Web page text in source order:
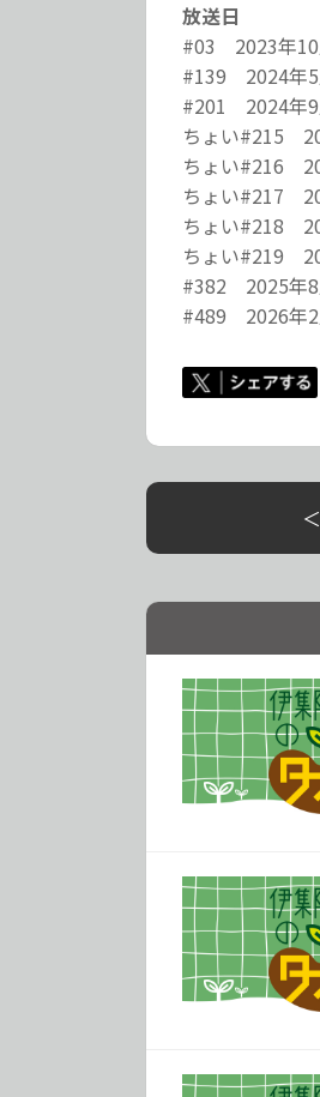
放送日
#03 2023年10
#139 2024年5
#201 2024年9
ちょい#215
ちょい#216
ちょい#217
ちょい#218
ちょい#219
#382 2025年8
#489 2026年2